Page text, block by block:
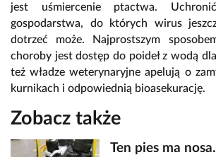
jest uśmiercenie ptactwa.
gospodarstwa, do których wirus
dotrzeć może. Najprostszym
choroby jest dostęp do poideł z wodą
też władze weterynaryjne apelują o
kurnikach i odpowiednią bioasekurację.
Zobacz także
Ten pies ma